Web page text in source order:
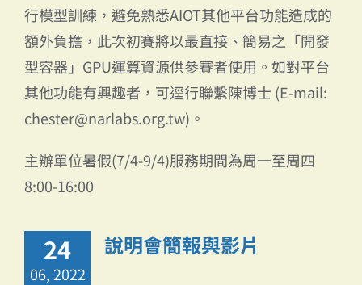
行模型訓練，避免熟悉AIOT其他平台功能造成的
額外負擔，此次初賽將以最直接、簡易之「開發
型容器」GPU運算資源供參賽者使用。如對平台
其他功能有興趣者，可逕行聯繫陳博士 (E-mail:
chester@narlabs.org.tw)。
主辦單位暑假(7/4-9/4)服務期間為周一至周四
8:00-16:00
24
06, 2022
說明會簡報與影片